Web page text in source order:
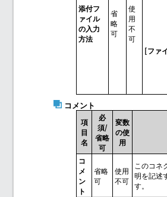
添付フ
ァイル
の入力
方法
省
略
可
使
用
不
可
[ファ
コメント
項
目
名
必
須/
省略
可
変数
の使
用
コ
メ
ン
ト
省略
可
使用
不可
このコネ
明を記述
す。